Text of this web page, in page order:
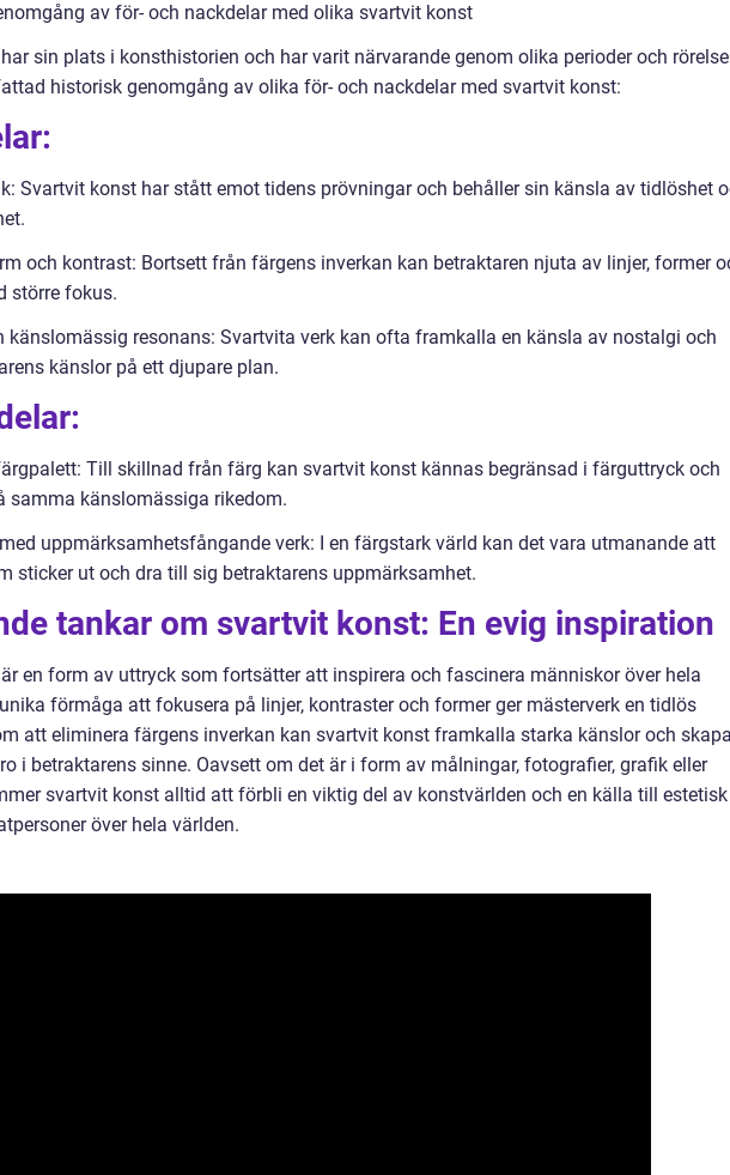
av för- och nackdelar med olika svartvit konst
sin plats i konsthistorien och har varit närvarande genom olika perioder och
historisk genomgång av olika för- och nackdelar med svartvit konst:
Svartvit konst har stått emot tidens prövningar och behåller sin känsla av tidlöshet
och kontrast: Bortsett från färgens inverkan kan betraktaren njuta av linjer, former
större fokus.
känslomässig resonans: Svartvita verk kan ofta framkalla en känsla av nostalgi och
känslor på ett djupare plan.
Till skillnad från färg kan svartvit konst kännas begränsad i färguttryck och
samma känslomässiga rikedom.
uppmärksamhetsfångande verk: I en färgstark värld kan det vara utmanande att
sticker ut och dra till sig betraktarens uppmärksamhet.
tankar om svartvit konst: En evig inspiration
en form av uttryck som fortsätter att inspirera och fascinera människor över hela
förmåga att fokusera på linjer, kontraster och former ger mästerverk en tidlös
att eliminera färgens inverkan kan svartvit konst framkalla starka känslor och skapa
i betraktarens sinne. Oavsett om det är i form av målningar, fotografier, grafik eller
svartvit konst alltid att förbli en viktig del av konstvärlden och en källa till estetisk
över hela världen.